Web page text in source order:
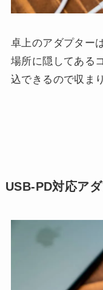
卓上のアダプター
場所に隠してある
込できるので収ま
USB-PD対応ア